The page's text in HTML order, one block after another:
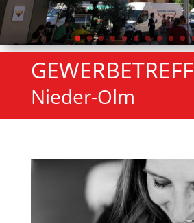
GEWERBETREFF
Nieder-Olm